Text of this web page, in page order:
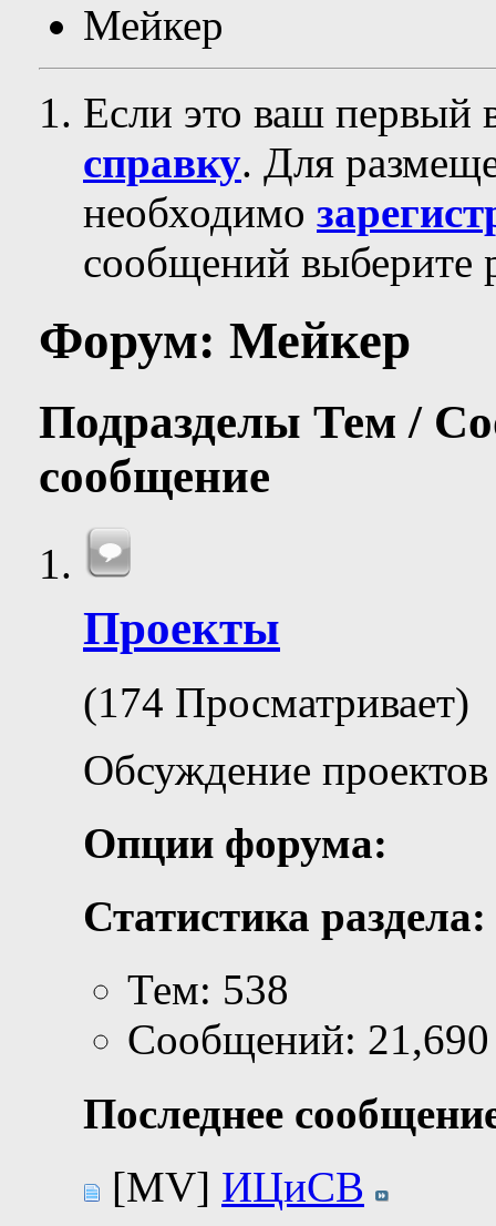
Мейкер
Если это ваш первый
справку. Для
необходимо
сообщений выберите
Форум: Мейкер
Подразделы Тем /
сообщение
Проекты
(174 Просматривает)
Обсуждение проектов
Опции форума:
Статистика раздела:
Тем: 538
Сообщений: 21,690
Последнее
[MV] ИЦиСВ